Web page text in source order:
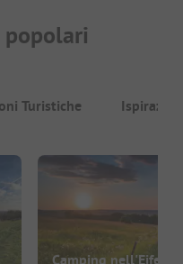
Turistiche
Camping nell'Eifel